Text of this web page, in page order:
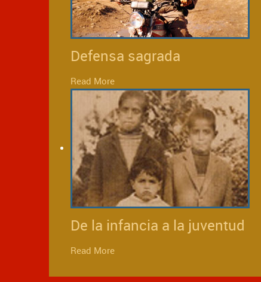
Defensa sagrada
Read More
De la infancia a la juventud
Read More